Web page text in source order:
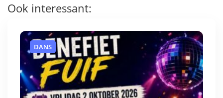
Ook interessant:
DANS